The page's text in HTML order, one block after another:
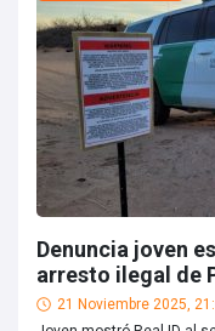
Denuncia joven
arresto ilegal de
21 Noviembre 2025,